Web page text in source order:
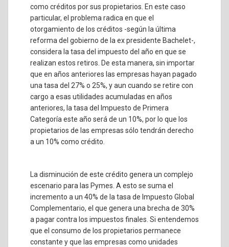
como créditos por sus propietarios. En este caso
particular, el problema radica en que el
otorgamiento de los créditos -según la última
reforma del gobierno de la ex presidente Bachelet-,
considera la tasa del impuesto del año en que se
realizan estos retiros. De esta manera, sin importar
que en años anteriores las empresas hayan pagado
una tasa del 27% o 25%, y aun cuando se retire con
cargo a esas utilidades acumuladas en años
anteriores, la tasa del Impuesto de Primera
Categoría este año será de un 10%, por lo que los
propietarios de las empresas sólo tendrán derecho
a un 10% como crédito.
La disminución de este crédito genera un complejo
escenario para las Pymes. A esto se suma el
incremento a un 40% de la tasa de Impuesto Global
Complementario, el que genera una brecha de 30%
a pagar contra los impuestos finales. Si entendemos
que el consumo de los propietarios permanece
constante y que las empresas como unidades